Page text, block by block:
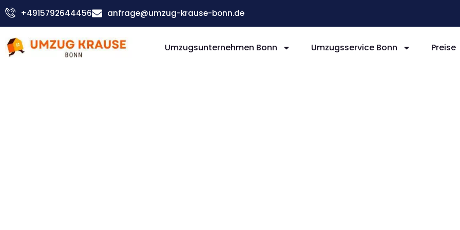
Zum
Inhalt
+4915792644456 anfrage@umzug-krause-bonn.de
Umzugsunternehmen Bonn Umzugsservice Bonn Preise